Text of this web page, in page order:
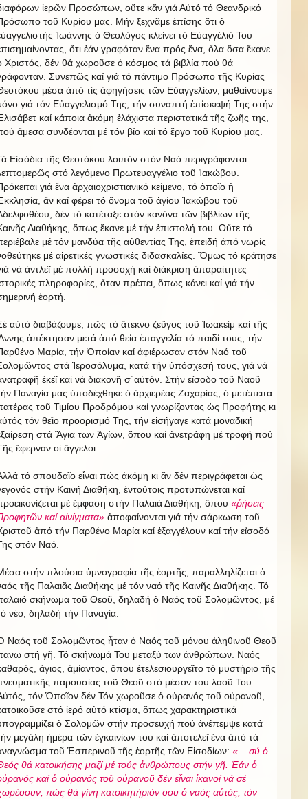
ἱερῶν Προσώπων, οὔτε κἄν γιά Αὐτό τό Θεανδρικό
τοῦ Κυρίου μας. Μήν ξεχνᾶμε ἐπίσης ὅτι ὁ
Ἰωάννης ὁ Θεολόγος κλείνει τό Εὐαγγέλιό Του
ὅτι ἐάν γραφόταν ἕνα πρός ἕνα, ὅλα ὅσα ἔκανε
Χριστός, δέν θά χωροῦσε ὁ κόσμος τά βιβλία πού θά
Συνεπῶς καί γιά τό πάντιμο Πρόσωπο τῆς Κυρίας
μέσα ἀπό τίς ἀφηγήσεις τῶν Εὐαγγελίων, μαθαίνουμε
γιά τόν Εὐαγγελισμό Της, τήν συναπτή ἐπίσκεψή Της στήν
καί κάποια ἀκόμη ἐλάχιστα περιστατικά τῆς ζωῆς της,
ἄμεσα συνδέονται μέ τόν βίο καί τό ἔργο τοῦ Κυρίου μας.
Εἰσόδια τῆς Θεοτόκου λοιπόν στόν Ναό περιγράφονται
στό λεγόμενο Πρωτευαγγέλιο τοῦ Ἰακώβου.
γιά ἕνα ἀρχαιοχριστιανικό κείμενο, τό ὁποῖο ἡ
ἄν καί φέρει τό ὄνομα τοῦ ἁγίου Ἰακώβου τοῦ
δέν τό κατέταξε στόν κανόνα τῶν βιβλίων τῆς
Διαθήκης, ὅπως ἔκανε μέ τήν ἐπιστολή του. Οὔτε τό
μέ τόν μανδύα τῆς αὐθεντίας Της, ἐπειδή ἀπό νωρίς
μέ αἰρετικές γνωστικές διδασκαλίες. Ὅμως τό κράτησε
νά ἀντλεῖ μέ πολλή προσοχή καί διάκριση ἀπαραίτητες
πληροφορίες, ὅταν πρέπει, ὅπως κάνει καί γιά τήν
ἑορτή.
αὐτό διαβάζουμε, πῶς τό ἄτεκνο ζεῦγος τοῦ Ἰωακείμ καί τῆς
ἀπέκτησαν μετά ἀπό θεία ἐπαγγελία τό παιδί τους, τήν
Μαρία, τήν Ὁποίαν καί ἀφιέρωσαν στόν Ναό τοῦ
στά Ἱεροσόλυμα, κατά τήν ὑπόσχεσή τους, γιά νά
ἐκεῖ καί νά διακονῆ σ΄αὐτόν. Στήν εἴσοδο τοῦ Ναοῦ
Παναγία μας ὑποδέχθηκε ὁ ἀρχιερέας Ζαχαρίας, ὁ μετέπειτα
τοῦ Τιμίου Προδρόμου καί γνωρίζοντας ὡς Προφήτης κι
τόν θεῖο προορισμό Της, τήν εἰσήγαγε κατά μοναδική
στά Ἅγια των Ἁγίων, ὅπου καί ἀνετράφη μέ τροφή πού
ἔφερναν οἱ ἄγγελοι.
τό σπουδαῖο εἶναι πώς ἀκόμη κι ἄν δέν περιγράφεται ὡς
στήν Καινή Διαθήκη, ἐντούτοις προτυπώνεται καί
μέ ἔμφαση στήν Παλαιά Διαθήκη, ὅπου «ῥήσεις
καί αἰνίγματα» ἀποφαίνονται γιά τήν σάρκωση τοῦ
ἀπό τήν Παρθένο Μαρία καί ἐξαγγέλουν καί τήν εἴσοδό
στόν Ναό.
στήν πλούσια ὑμνογραφία τῆς ἑορτῆς, παραλληλίζεται ὁ
τῆς Παλαιᾶς Διαθήκης μέ τόν ναό τῆς Καινῆς Διαθήκης. Τό
σκήνωμα τοῦ Θεοῦ, δηλαδή ὁ Ναός τοῦ Σολομῶντος, μέ
νέο, δηλαδή τήν Παναγία.
Ναός τοῦ Σολομῶντος ἦταν ὁ Ναός τοῦ μόνου ἀληθινοῦ Θεοῦ
στή γῆ. Τό σκήνωμά Του μεταξύ των ἀνθρώπων. Ναός
ἅγιος, ἀμίαντος, ὅπου ἐτελεσιουργεῖτο τό μυστήριο τῆς
παρουσίας τοῦ Θεοῦ στό μέσον του λαοῦ Του.
τόν Ὁποῖον δέν Τόν χωροῦσε ὁ οὐρανός τοῦ οὐρανοῦ,
στό ἱερό αὐτό κτίσμα, ὅπως χαρακτηριστικά
ὁ Σολομῶν στήν προσευχή πού ἀνέπεμψε κατά
μεγάλη ἡμέρα τῶν ἐγκαινίων του καί ἀποτελεῖ ἕνα ἀπό τά
τοῦ Ἑσπερινοῦ τῆς ἑορτῆς τῶν Εἰσοδίων: « ... σύ ὁ
θά κατοικήσης μαζί μέ τούς ἀνθρώπους στήν γῆ. Ἐάν ὁ
καί ὁ οὐρανός τοῦ οὐρανοῦ δέν εἶναι ἱκανοί νά σέ
πώς θά γίνη κατοικητήριόν σου ὁ ναός αὐτός, τόν